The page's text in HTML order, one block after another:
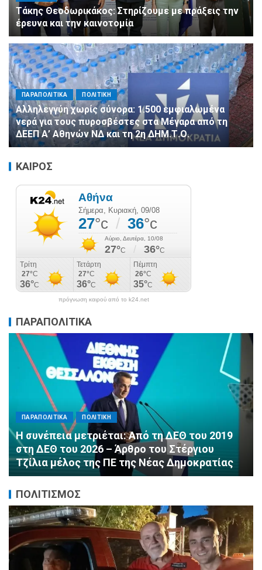
Τάκης Θεοδωρικάκος: Στηρίζουμε με πράξεις την
έρευνα και την καινοτομία
ΠΑΡΑΠΟΛΙΤΙΚΑ ΠΟΛΙΤΙΚΗ
Αλληλεγγύη χωρίς σύνορα: 1.500 εμφιαλωμένα
νερά για τους πυροσβέστες στα Μέγαρα από τη
ΔΕΕΠ Α’ Αθηνών ΝΔ και τη 2η ΔΗΜ.Τ.Ο.
ΚΑΙΡΟΣ
πρόγνωση καιρού από το k24.net
ΠΑΡΑΠΟΛΙΤΙΚΑ
ΠΑΡΑΠΟΛΙΤΙΚΑ ΠΟΛΙΤΙΚΗ
Η συνέπεια μετριέται: Από τη ΔΕΘ του 2019
στη ΔΕΘ του 2026 – Άρθρο του Στέργιου
Τζίλια μέλος της ΠΕ της Νέας Δημοκρατίας
ΠΟΛΙΤΙΣΜΟΣ